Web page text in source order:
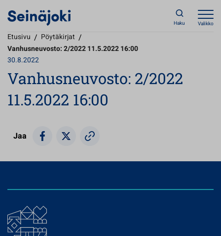
Haku Valikko
Etusivu / Pöytäkirjat /
Vanhusneuvosto: 2/2022 11.5.2022 16:00
30.8.2022
Vanhusneuvosto: 2/2022
11.5.2022 16:00
Jaa